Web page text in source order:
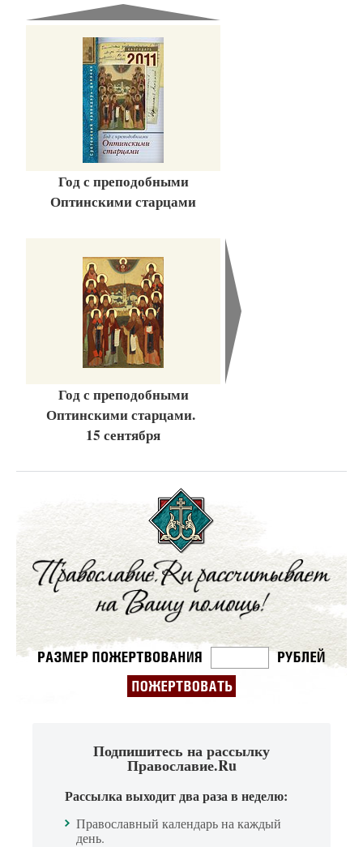
Год с преподобными
Оптинскими старцами
Год с преподобными
Оптинскими старцами.
15 сентября
Подпишитесь на рассылку
Православие.Ru
Рассылка выходит два раза в неделю:
Православный календарь на каждый
день.